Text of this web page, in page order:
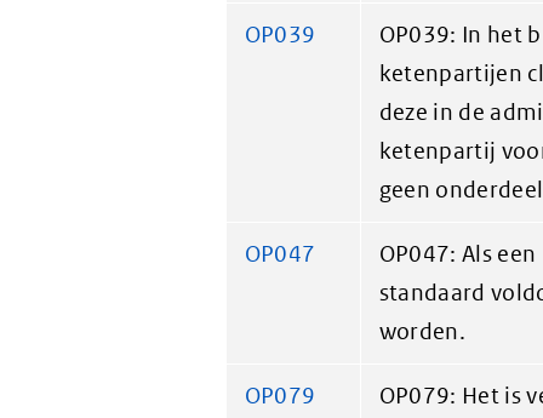
OP039
OP039: In het
ketenpartijen
deze in de
ketenpartij
geen
OP047
OP047: Als
standaard
worden.
OP079
OP079: Het is